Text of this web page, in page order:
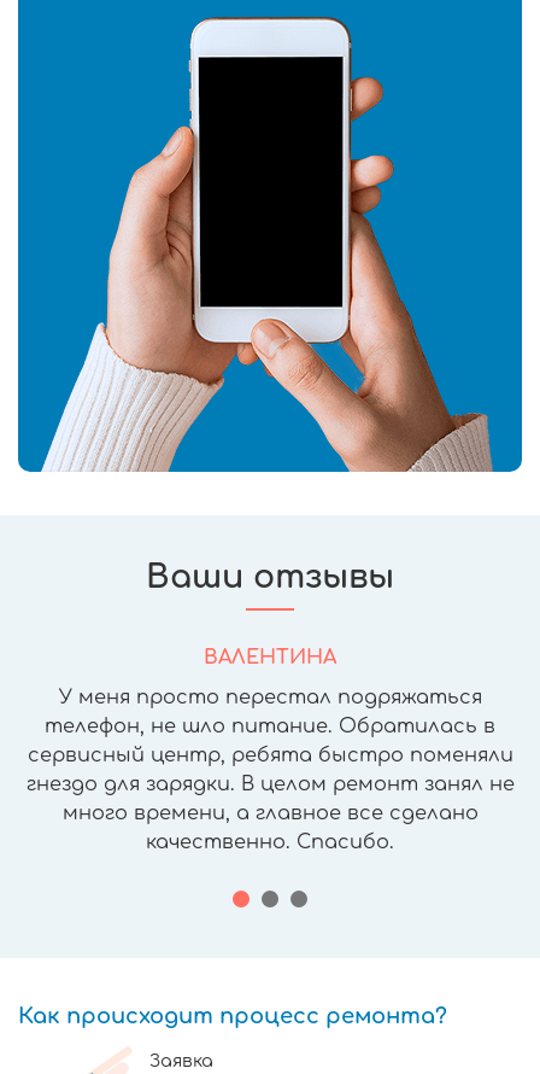
Ваши отзывы
ВАЛЕНТИНА
У меня просто перестал подряжаться
телефон, не шло питание. Обратилась в
сервисный центр, ребята быстро поменяли
гнездо для зарядки. В целом ремонт занял не
много времени, а главное все сделано
качественно. Спасибо.
Как происходит процесс ремонта?
Заявка